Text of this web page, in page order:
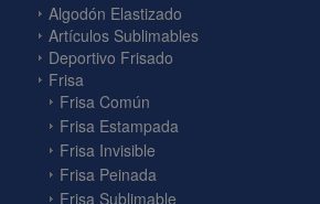
Algodón Elastizado
Artículos Sublimables
Deportivo Frisado
Frisa
Frisa Común
Frisa Estampada
Frisa Invisible
Frisa Peinada
Frisa Sublimable